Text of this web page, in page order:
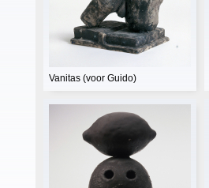
Vanitas (voor Guido)